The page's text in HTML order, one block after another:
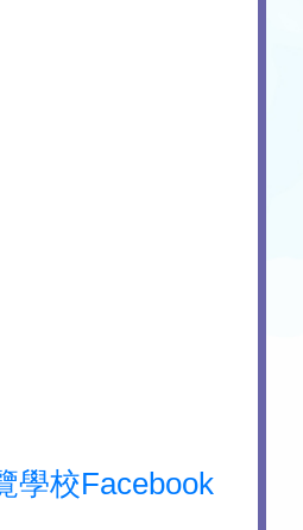
學校Facebook